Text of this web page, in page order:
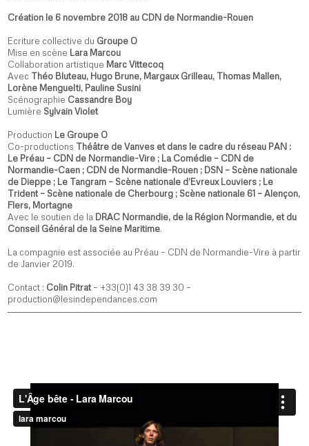
Création le 6 novembre 2018 au CDN de Normandie-Rouen
Ecriture collective du Groupe O
Mise en scène Lara Marcou
Collaboration artistique Marc Vittecoq
Avec Théo Bluteau, Hugo Brune, Margaux Grilleau, Thomas Mallen,
Lorène Menguelti, Pauline Susini
Scénographie Cassandre Boy
Lumière Sylvain Violet
Production Le Groupe O
Co-productions Théâtre de Vanves et dans le cadre du réseau PAN :
Le Préau – CDN de Normandie-Vire ; La Comédie – CDN de
Normandie-Caen ; CDN de Normandie-Rouen ; DSN – Scène nationale
de Dieppe ; Le Tangram – Scène nationale d’Evreux Louviers ; Le
Trident – Scène nationale de Cherbourg ; Scène nationale 61 – Alençon,
Flers, Mortagne
Avec le soutien de la DRAC Normandie, de la Région Normandie, et du
Conseil Général de la Seine Maritime.
La compagnie est associée au Préau – CDN de Normandie-Vire à partir
de Janvier 2019.
Contact : Colin Pitrat – +33(0)1 43 38 39 30 –
production@lesindependances.com